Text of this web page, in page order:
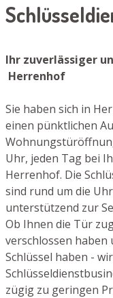
Ihr zuverlässiger
Herrenhof
Sie haben sich in
einen pünktlichen
Uhr, jeden Tag bei
Herrenhof. Die
sind rund um die
unterstützend zur
Ob Ihnen die Tür
verschlossen
Schlüssel haben -
zügig zu geringen